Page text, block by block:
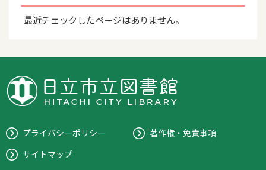
最近チェックしたページはありません。
プライバシーポリシー
著作権・免責事項
サイトマップ